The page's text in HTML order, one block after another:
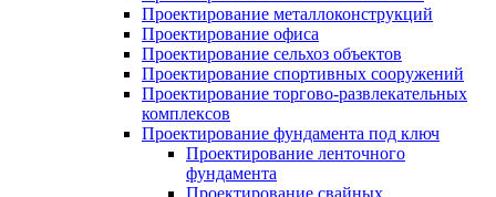
Проектирование металлоконструкций
Проектирование офиса
Проектирование сельхоз объектов
Проектирование спортивных сооружений
Проектирование торгово-развлекательных
комплексов
Проектирование фундамента под ключ
Проектирование ленточного
фундамента